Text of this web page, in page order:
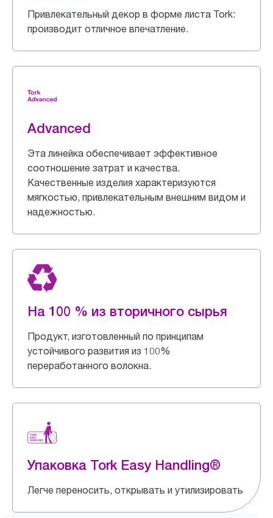
Привлекательный декор в форме листа Tork:
производит отличное впечатление.
Advanced
Эта линейка обеспечивает эффективное
соотношение затрат и качества.
Качественные изделия характеризуются
мягкостью, привлекательным внешним видом и
надежностью.
На 100 % из вторичного сырья
Продукт, изготовленный по принципам
устойчивого развития из 100%
переработанного волокна.
Упаковка Tork Easy Handling®
Легче переносить, открывать и утилизировать